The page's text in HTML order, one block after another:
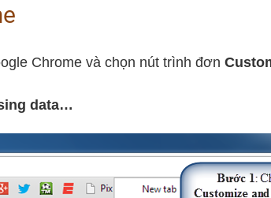
Chrome và chọn nút trình đơn
data…